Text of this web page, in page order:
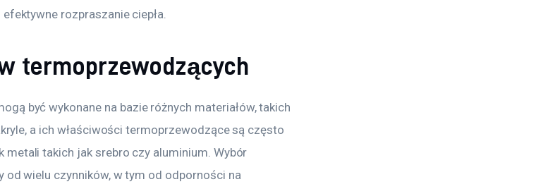
rozpraszanie ciepła.
termoprzewodzących
być wykonane na bazie różnych materiałów, takich
a ich właściwości termoprzewodzące są często
metali takich jak srebro czy aluminium. Wybór
od wielu czynników, w tym od odporności na